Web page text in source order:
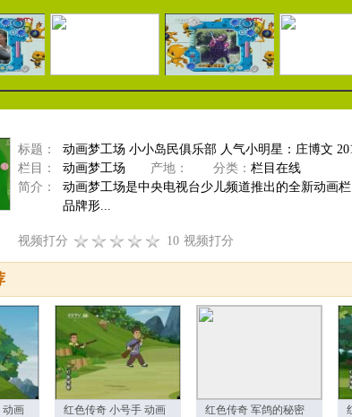
标题：
动画梦工场 小小岛民俱乐部 人气小明星：庄博文
栏目：
动画梦工场 产地： 分类： 栏目在线
简介：
动画梦工场是中央电视台少儿频道推出的全新动画
品牌形...
视频打分
10 视频打分
动画
红色传奇 小号手 动画
红色传奇 军鸽的秘密